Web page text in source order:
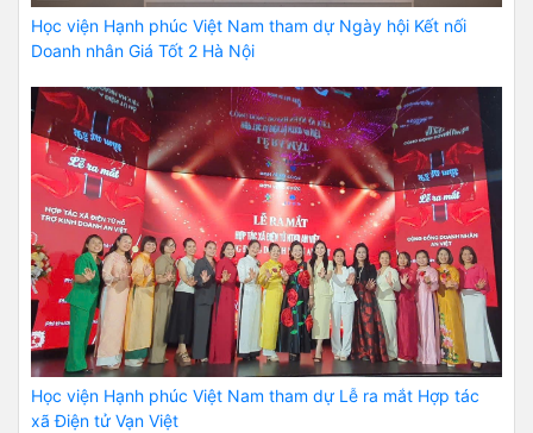
Học viện Hạnh phúc Việt Nam tham dự Ngày hội Kết nối
Doanh nhân Giá Tốt 2 Hà Nội
Học viện Hạnh phúc Việt Nam tham dự Lễ ra mắt Hợp tác
xã Điện tử Vạn Việt